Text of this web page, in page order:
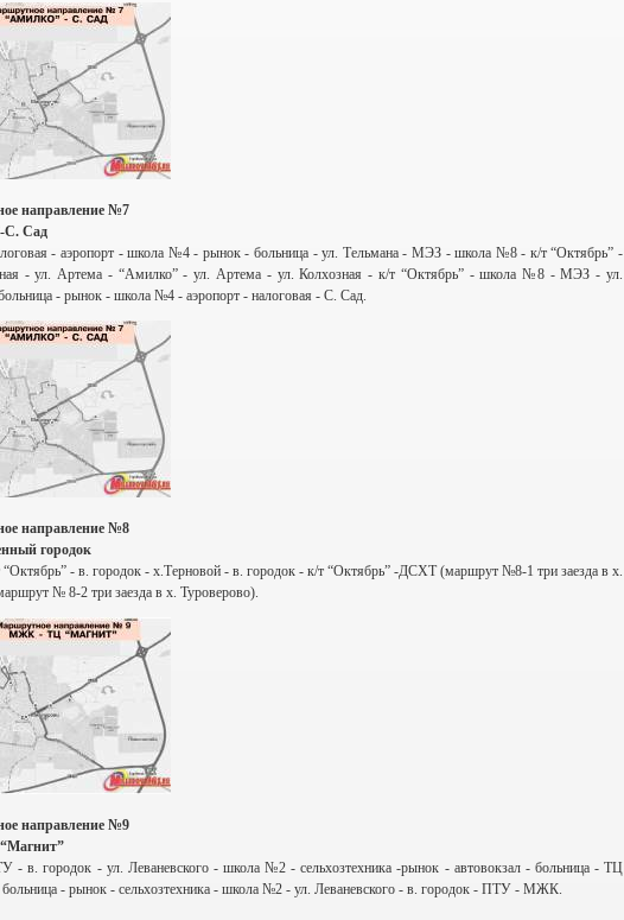
направление №7
С. Сад
- аэропорт - школа №4 - рынок - больница - ул. Тельмана - МЭЗ - школа №8 - к/т “Октябрь” -
- ул. Артема - “Амилко” - ул. Артема - ул. Колхозная - к/т “Октябрь” - школа №8 - МЭЗ - ул.
- рынок - школа №4 - аэропорт - налоговая - С. Сад.
направление №8
городок
- в. городок - х.Терновой - в. городок - к/т “Октябрь” -ДСХТ (маршрут №8-1 три заезда в х.
№ 8-2 три заезда в х. Туроверово).
направление №9
городок - ул. Леваневского - школа №2 - сельхозтехника -рынок - автовокзал - больница - ТЦ
- рынок - сельхозтехника - школа №2 - ул. Леваневского - в. городок - ПТУ - МЖК.